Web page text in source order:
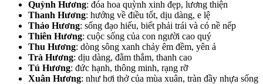
Quỳnh Hương: đóa hoa quỳnh xinh đẹp, lương thiện
Thanh Hương: hướng về điều tốt, dịu dàng, e lệ
Thảo Hương: sống đạo hiếu, biết phải trái và có nề nếp
Thiên Hương: cuộc sống của con người cao quý
Thu Hương: dòng sông xanh chảy êm đềm, yên ả
Trà Hương: dịu dàng, đằm thắm, thanh cao
Tú Hương: đức hạnh, thông minh, rạng rỡ
Xuân Hương: như hơi thở của mùa xuân, tràn đầy nhựa sống